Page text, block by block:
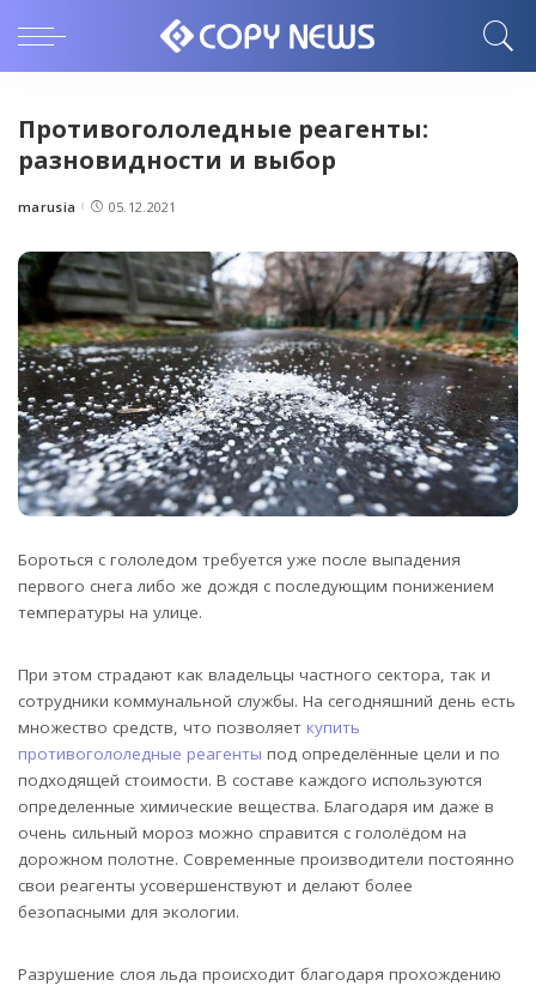
Противогололедные реагенты:
разновидности и выбор
Posted
marusia 05.12.2021
Бороться с гололедом требуется уже после выпадения
первого снега либо же дождя с последующим понижением
температуры на улице.
При этом страдают как владельцы частного сектора, так и
сотрудники коммунальной службы. На сегодняшний день есть
множество средств, что позволяет купить
противогололедные реагенты под определённые цели и по
подходящей стоимости. В составе каждого используются
определенные химические вещества. Благодаря им даже в
очень сильный мороз можно справится с гололёдом на
дорожном полотне. Современные производители постоянно
свои реагенты усовершенствуют и делают более
безопасными для экологии.
Разрушение слоя льда происходит благодаря прохождению